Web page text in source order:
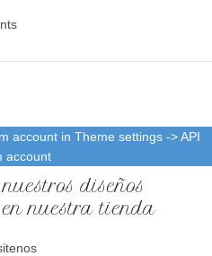
account in Theme settings -> API
account
diseños
nuestra tienda